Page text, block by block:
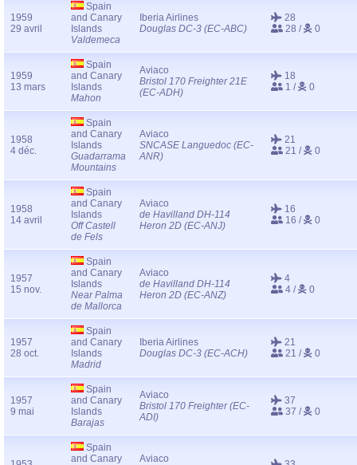
1959
29 avril
Spain
and Canary
Islands
Valdemeca
Iberia Airlines
Douglas DC-3 (EC-ABC)
28
28 /
0
1959
13 mars
Spain
and Canary
Islands
Mahon
Aviaco
Bristol 170 Freighter 21E
(EC-ADH)
18
1 /
0
1958
4 déc.
Spain
and Canary
Islands
Guadarrama
Mountains
Aviaco
SNCASE Languedoc (EC-
ANR)
21
21 /
0
1958
14 avril
Spain
and Canary
Islands
Off Castell
de Fels
Aviaco
de Havilland DH-114
Heron 2D (EC-ANJ)
16
16 /
0
1957
15 nov.
Spain
and Canary
Islands
Near Palma
de Mallorca
Aviaco
de Havilland DH-114
Heron 2D (EC-ANZ)
4
4 /
0
1957
28 oct.
Spain
and Canary
Islands
Madrid
Iberia Airlines
Douglas DC-3 (EC-ACH)
21
21 /
0
1957
9 mai
Spain
and Canary
Islands
Barajas
Aviaco
Bristol 170 Freighter (EC-
ADI)
37
37 /
0
Spain
and Canary
Aviaco